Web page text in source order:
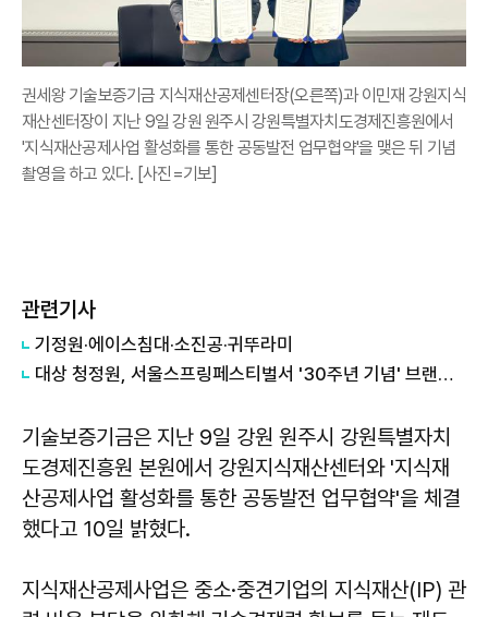
권세왕 기술보증기금 지식재산공제센터장(오른쪽)과 이민재 강원지식
재산센터장이 지난 9일 강원 원주시 강원특별자치도경제진흥원에서
'지식재산공제사업 활성화를 통한 공동발전 업무협약'을 맺은 뒤 기념
촬영을 하고 있다. [사진=기보]
관련기사
기정원·에이스침대·소진공·귀뚜라미
대상 청정원, 서울스프링페스티벌서 '30주년 기념' 브랜드 부스 운영 외
기술보증기금은 지난 9일 강원 원주시 강원특별자치
도경제진흥원 본원에서 강원지식재산센터와 '지식재
산공제사업 활성화를 통한 공동발전 업무협약'을 체결
했다고 10일 밝혔다.
지식재산공제사업은 중소·중견기업의 지식재산(IP) 관